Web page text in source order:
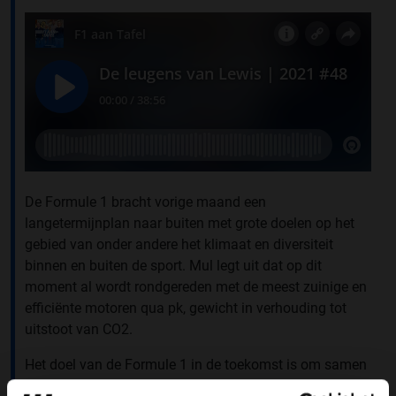
De Formule 1 bracht vorige maand een
langetermijnplan naar buiten met grote doelen op het
gebied van onder andere het klimaat en diversiteit
binnen en buiten de sport. Mul legt uit dat op dit
moment al wordt rondgereden met de meest zuinige en
efficiënte motoren qua pk, gewicht in verhouding tot
uitstoot van CO2.
Het doel van de Formule 1 in de toekomst is om samen
met Aramco, de grote brandstofsponsor die op bijna elk